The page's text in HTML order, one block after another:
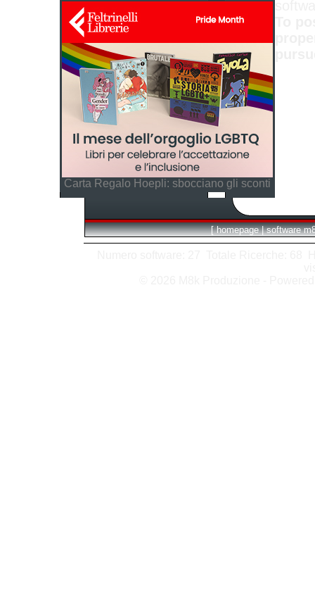
Carta Regalo Hoepli: sbocciano gli sconti
[ homepage | software